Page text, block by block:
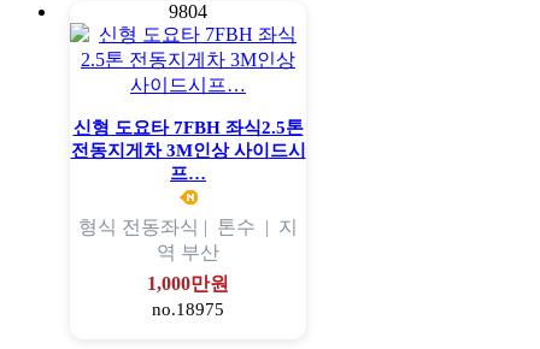
9804
신형 도요타 7FBH 좌식2.5톤
전동지게차 3M인상 사이드시
프…
형식 전동좌식 | 톤수 | 지
역 부산
1,000만원
no.18975